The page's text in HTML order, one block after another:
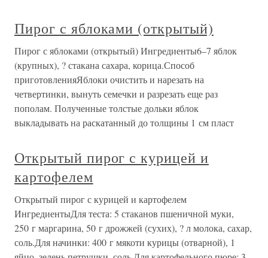
Пирог с яблоками (открытый)
Пирог с яблоками (открытый) Ингредиенты6–7 яблок
(крупных), ? стакана сахара, корица.Способ
приготовленияЯблоки очистить и нарезать на
четвертинки, вынуть семечки и разрезать еще раз
пополам. Полученные толстые дольки яблок
выкладывать на раскатанный до толщины 1 см пласт
Открытый пирог с курицей и
картофелем
Открытый пирог с курицей и картофелем
ИнгредиентыДля теста: 5 стаканов пшеничной муки,
250 г маргарина, 50 г дрожжей (сухих), ? л молока, сахар,
соль.Для начинки: 400 г мякоти курицы (отварной), 1